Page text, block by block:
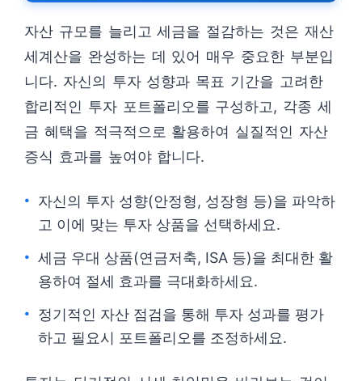
자산 규모를 늘리고 세금을 절감하는 것은 재산
세계산을 완성하는 데 있어 매우 중요한 부분입
니다. 자신의 투자 성향과 목표 기간을 고려한
합리적인 투자 포트폴리오를 구성하고, 각종 세
금 혜택을 적극적으로 활용하여 실질적인 자산
증식 효과를 높여야 합니다.
자신의 투자 성향(안정형, 성장형 등)을 파악하
고 이에 맞는 투자 상품을 선택하세요.
세금 우대 상품(연금저축, ISA 등)을 최대한 활
용하여 절세 효과를 극대화하세요.
정기적인 자산 점검을 통해 투자 성과를 평가
하고 필요시 포트폴리오를 조정하세요.